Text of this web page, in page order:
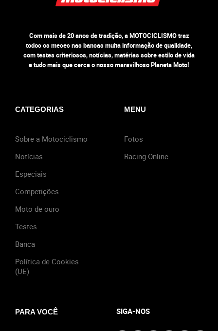
Com mais de 20 anos de tradição, a MOTOCICLISMO traz
todos os meses nas bancas muita informação de qualidade,
com testes criteriosos, notícias, matérias sobre estilo de vida
e tudo mais que cerca o nosso maravilhoso Planeta Moto!
CATEGORIAS
Sobre a Motociclismo
Notícias
Especiais
Competições
Moto de ouro
Testes
Banca
Política de Cookies
(UE)
MENU
Fotos
Racing Online
PARA VOCÊ SIGA-NOS